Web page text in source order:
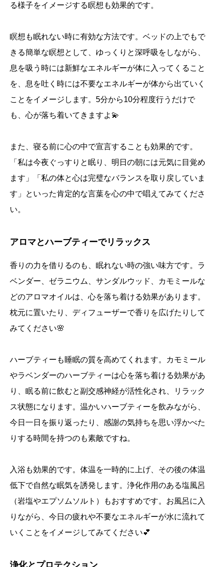
る様子をイメージする瞑想も効果的です。
瞑想も眠れない時に有効な方法です。ベッドの上でもで
きる簡単な瞑想として、ゆっくりと深呼吸をしながら、
息を吸う時には新鮮なエネルギーが体に入ってくること
を、息を吐く時には不要なエネルギーが体から出ていく
ことをイメージします。5分から10分程度行うだけで
も、心が落ち着いてきますよ💫
また、寝る前に心の中で宣言することも効果的です。
「私は今夜ぐっすりと眠り、明日の朝には元気に目覚め
ます」「私の体と心は完璧なバランスを取り戻していま
す」といった肯定的な言葉を心の中で唱えてみてくださ
い。
アロマとハーブティーでリラックス
香りの力を借りるのも、眠れない時の強い味方です。ラ
ベンダー、ゼラニウム、サンダルウッド、カモミールな
どのアロマオイルは、心を落ち着ける効果があります。
枕元に置いたり、ディフューザーで香りを広げたりして
みてください🌸
ハーブティーも睡眠の質を高めてくれます。カモミール
やラベンダーのハーブティーは心を落ち着ける効果があ
り、眠る前に飲むと副交感神経が活性化され、リラック
ス状態になります。温かいハーブティーを飲みながら、
今日一日を振り返ったり、感謝の気持ちを思い浮かべた
りする時間を持つのも素敵ですね。
入浴も効果的です。体温を一時的に上げ、その後の体温
低下で自然な眠気を誘発します。浄化作用のある塩風呂
（岩塩やエプソムソルト）もおすすめです。お風呂に入
りながら、今日の疲れや不要なエネルギーが水に流れて
いくことをイメージしてみてください💕
浄化とプロテクション
誕生日ランキング